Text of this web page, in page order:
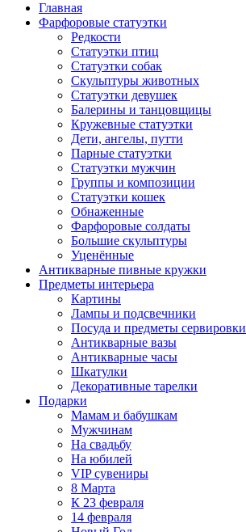
Главная
Фарфоровые статуэтки
Редкости
Cтатуэтки птиц
Cтатуэтки собак
Скульптуры животных
Статуэтки девушек
Балерины и танцовщицы
Кружевные статуэтки
Дети, ангелы, путти
Парные статуэтки
Статуэтки мужчин
Группы и композиции
Статуэтки кошек
Обнаженные
Фарфоровые солдаты
Большие скульптуры
Уценённые
Антикварные пивные кружки
Предметы интерьера
Картины
Лампы и подсвечники
Посуда и предметы сервировки
Антикварные вазы
Антикварные часы
Шкатулки
Декоративные тарелки
Подарки
Мамам и бабушкам
Мужчинам
На свадьбу
На юбилей
VIP сувениры
8 Марта
К 23 февраля
14 февраля